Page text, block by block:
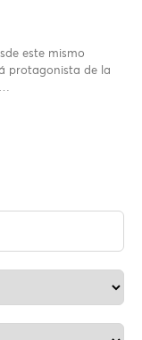
este mismo
protagonista de la